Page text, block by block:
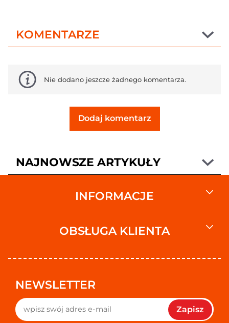
KOMENTARZE
Nie dodano jeszcze żadnego komentarza.
Dodaj komentarz
NAJNOWSZE ARTYKUŁY
INFORMACJE
OBSŁUGA KLIENTA
NEWSLETTER
Zapisz